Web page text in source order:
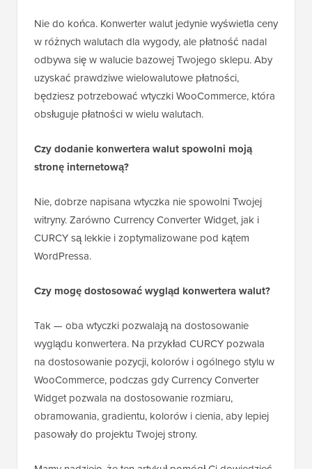
Nie do końca. Konwerter walut jedynie wyświetla ceny
w różnych walutach dla wygody, ale płatność nadal
odbywa się w walucie bazowej Twojego sklepu. Aby
uzyskać prawdziwe wielowalutowe płatności,
będziesz potrzebować wtyczki WooCommerce, która
obsługuje płatności w wielu walutach.
Czy dodanie konwertera walut spowolni moją
stronę internetową?
Nie, dobrze napisana wtyczka nie spowolni Twojej
witryny. Zarówno Currency Converter Widget, jak i
CURCY są lekkie i zoptymalizowane pod kątem
WordPressa.
Czy mogę dostosować wygląd konwertera walut?
Tak — oba wtyczki pozwalają na dostosowanie
wyglądu konwertera. Na przykład CURCY pozwala
na dostosowanie pozycji, kolorów i ogólnego stylu w
WooCommerce, podczas gdy Currency Converter
Widget pozwala na dostosowanie rozmiaru,
obramowania, gradientu, kolorów i cienia, aby lepiej
pasowały do projektu Twojej strony.